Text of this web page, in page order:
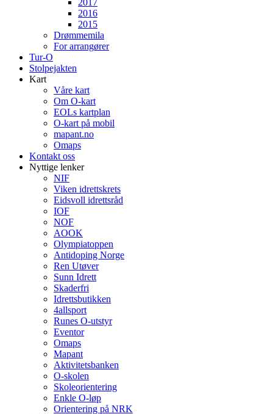
2017
2016
2015
Drømmemila
For arrangører
Tur-O
Stolpejakten
Kart
Våre kart
Om O-kart
EOLs kartplan
O-kart på mobil
mapant.no
Omaps
Kontakt oss
Nyttige lenker
NIF
Viken idrettskrets
Eidsvoll idrettsråd
IOF
NOF
AOOK
Olympiatoppen
Antidoping Norge
Ren Utøver
Sunn Idrett
Skaderfri
Idrettsbutikken
4allsport
Runes O-utstyr
Eventor
Omaps
Mapant
Aktivitetsbanken
O-skolen
Skoleorientering
Enkle O-løp
Orientering på NRK